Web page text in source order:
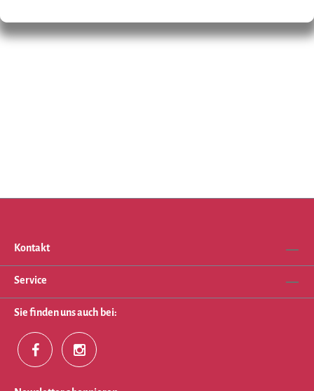
Kontakt
Service
Sie finden uns auch bei: